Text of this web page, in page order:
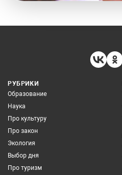
РУБРИКИ
Образование
Наука
Про культуру
Про закон
Экология
Выбор дня
Про туризм